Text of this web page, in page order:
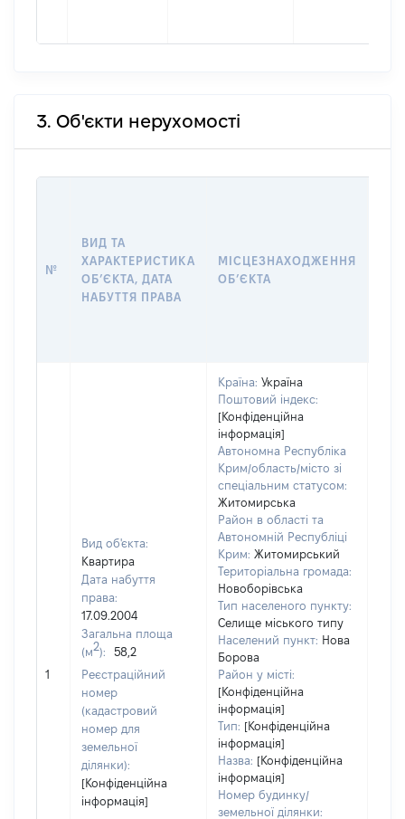
3. Об'єкти нерухомості
№
ВИД ТА
ХАРАКТЕРИСТИКА
ОБʼЄКТА, ДАТА
НАБУТТЯ ПРАВА
МІСЦЕЗНАХОДЖЕННЯ
ОБʼЄКТА
1
Вид об'єкта:
Квартира
Дата набуття
права:
17.09.2004
Загальна площа
(м2):
58,2
Реєстраційний
номер
(кадастровий
номер для
земельної
ділянки):
[Конфіденційна
інформація]
Країна: Україна
Поштовий індекс:
[Конфіденційна
інформація]
Автономна Республіка
Крим/область/місто зі
спеціальним статусом:
Житомирська
Район в області та
Автономній Республіці
Крим: Житомирський
Територіальна громада:
Новоборівська
Тип населеного пункту:
Селище міського типу
Населений пункт: Нова
Борова
Район у місті:
[Конфіденційна
інформація]
Тип: [Конфіденційна
інформація]
Назва: [Конфіденційна
інформація]
Номер будинку/
земельної ділянки: